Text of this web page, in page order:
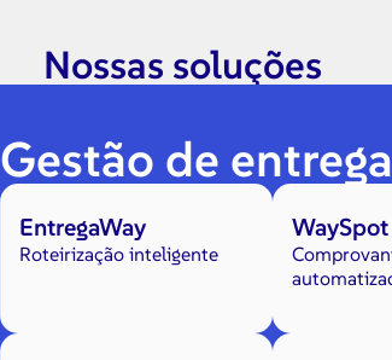
Nossas soluções
Gestão de entrega
EntregaWay
Roteirização inteligente
WaySpot